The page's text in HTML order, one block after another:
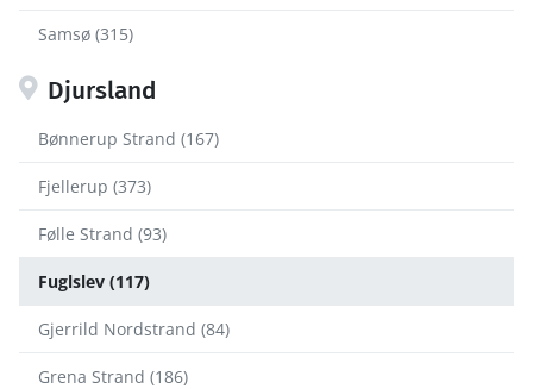
Samsø (315)
Djursland
Bønnerup Strand (167)
Fjellerup (373)
Følle Strand (93)
Fuglslev (117)
Gjerrild Nordstrand (84)
Grena Strand (186)